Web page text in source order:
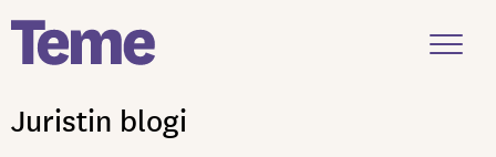
Siirry
sisältöön
Juristin blogi